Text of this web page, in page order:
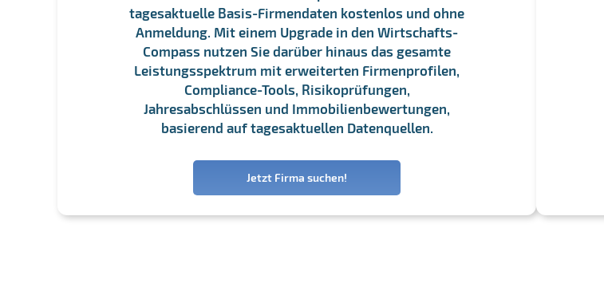
tagesaktuelle Basis-Firmendaten kostenlos und ohne
Anmeldung. Mit einem Upgrade in den Wirtschafts-
Compass nutzen Sie darüber hinaus das gesamte
Leistungsspektrum mit erweiterten Firmenprofilen,
Compliance-Tools, Risikoprüfungen,
Jahresabschlüssen und Immobilienbewertungen,
basierend auf tagesaktuellen Datenquellen.
Jetzt Firma suchen!